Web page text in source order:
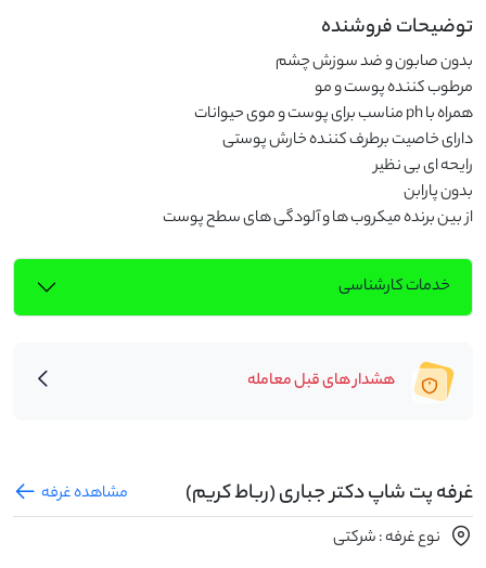
توضیحات فروشنده
از بین برنده میکروب ها و آلودگی های سطح پوست
خدمات کارشناسی
هشدار های قبل معامله
غرفه پت شاپ دکتر جباری (رباط کریم)
مشاهده غرفه
نوع غرفه : شرکتی